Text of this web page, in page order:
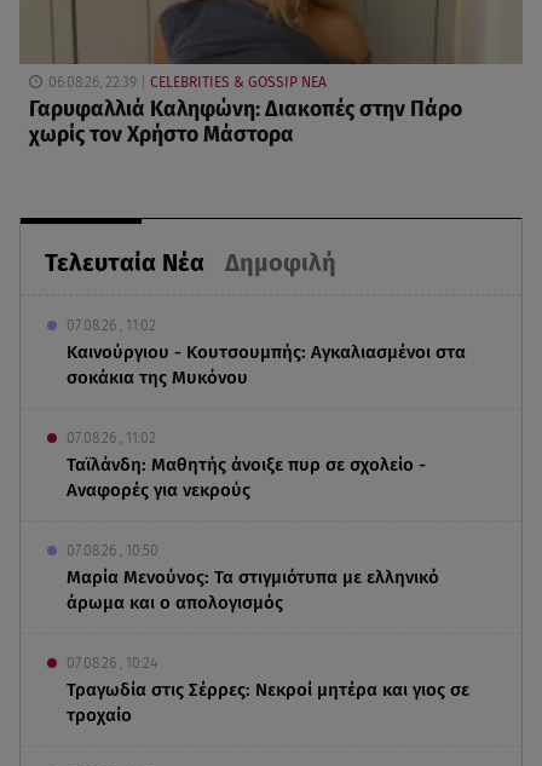
Τελευταία Νέα Δημοφιλή
07.08.26 , 11:02
Καινούργιου - Κουτσουμπής: Αγκαλιασμένοι στα
σοκάκια της Μυκόνου
07.08.26 , 11:02
Ταϊλάνδη: Μαθητής άνοιξε πυρ σε σχολείο -
Αναφορές για νεκρούς
07.08.26 , 10:50
Μαρία Μενούνος: Τα στιγμιότυπα με ελληνικό
άρωμα και ο απολογισμός
07.08.26 , 10:24
Τραγωδία στις Σέρρες: Νεκροί μητέρα και γιος σε
τροχαίο
06.08.26, 22:39 CELEBRITIES & GOSSIP ΝΕΑ
Γαρυφαλλιά Καληφώνη: Διακοπές στην Πάρο
χωρίς τον Χρήστο Μάστορα